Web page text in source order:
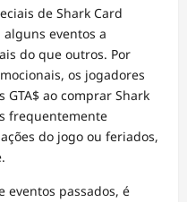
de Shark Card
eventos a
do que outros. Por
os jogadores
ao comprar Shark
frequentemente
do jogo ou feriados,
eventos passados, é